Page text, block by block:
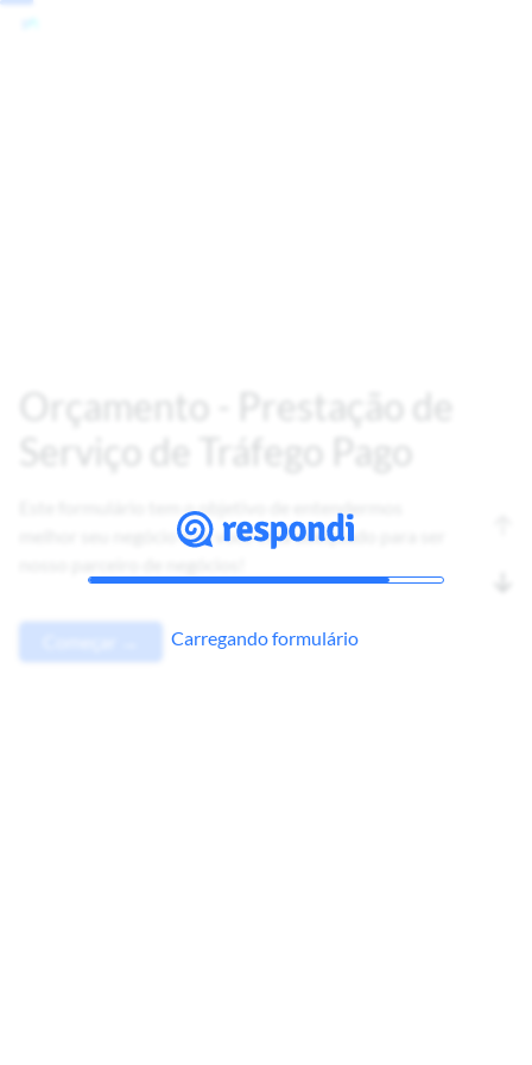
Orçamento - Prestação de
Serviço de Tráfego Pago
Este formulário tem o objetivo de entendermos
melhor seu negócio e se você está adequado para ser
Carregando formulário